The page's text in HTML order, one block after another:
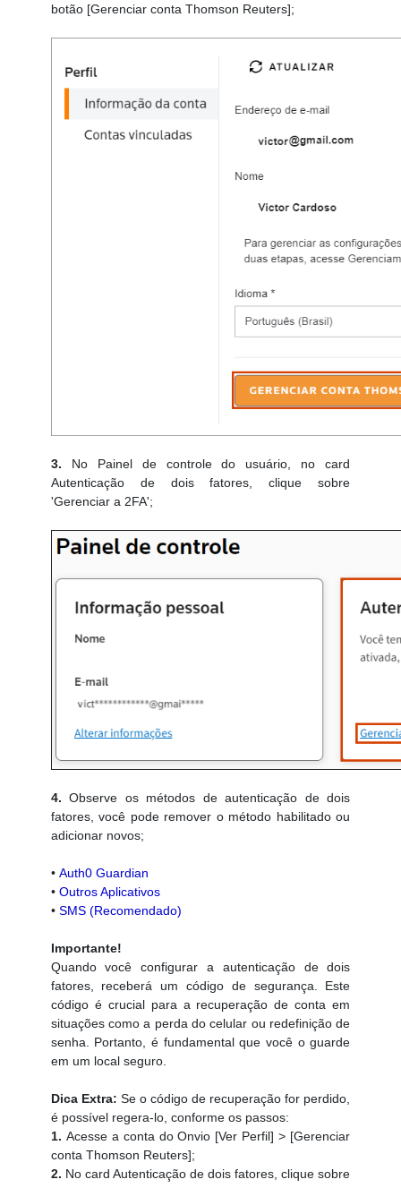
botão [Gerenciar conta Thomson Reuters];
3. No Painel de controle do usuário, no card
Autenticação de dois fatores, clique sobre
'Gerenciar a 2FA';
4. Observe os métodos de autenticação de dois
fatores, você pode remover o método habilitado ou
adicionar novos;
• Auth0 Guardian
• Outros Aplicativos
• SMS (Recomendado)
Importante!
Quando você configurar a autenticação de dois
fatores, receberá um código de segurança. Este
código é crucial para a recuperação de conta em
situações como a perda do celular ou redefinição de
senha. Portanto, é fundamental que você o guarde
em um local seguro.
Dica Extra: Se o código de recuperação for perdido,
é possível regera-lo, conforme os passos:
1. Acesse a conta do Onvio [Ver Perfil] > [Gerenciar
conta Thomson Reuters];
2. No card Autenticação de dois fatores, clique sobre